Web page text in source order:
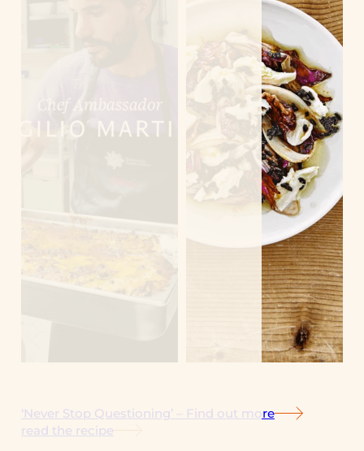
‘Never Stop Questioning’ – Find out more
read the recipe